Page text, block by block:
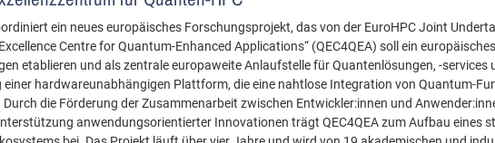
ein neues europäisches Forschungsprojekt, das von der EuroHPC Joint
Centre for Quantum-Enhanced Applications“ (QEC4QEA) soll ein
etablieren und als zentrale europaweite Anlaufstelle für Quantenlösungen, -
einer hardwareunabhängigen Plattform, die eine nahtlose Integration von Quantum-
die Förderung der Zusammenarbeit zwischen Entwickler:innen und
anwendungsorientierter Innovationen trägt QEC4QEA zum Aufbau eines